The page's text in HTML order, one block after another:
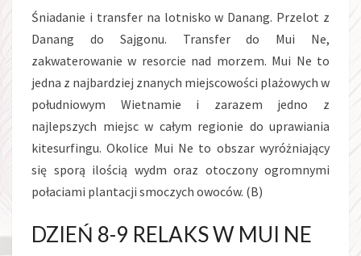
Śniadanie i transfer na lotnisko w Danang. Przelot z
Danang do Sajgonu. Transfer do Mui Ne,
zakwaterowanie w resorcie nad morzem. Mui Ne to
jedna z najbardziej znanych miejscowości plażowych w
południowym Wietnamie i zarazem jedno z
najlepszych miejsc w całym regionie do uprawiania
kitesurfingu. Okolice Mui Ne to obszar wyróżniający
się sporą ilością wydm oraz otoczony ogromnymi
połaciami plantacji smoczych owoców. (B)
DZIEŃ 8-9 RELAKS W MUI NE